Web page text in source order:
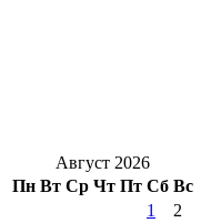
Август 2026
Пн Вт Ср Чт Пт Сб Вс
1
2